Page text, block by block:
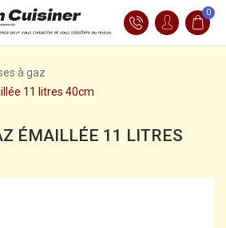
0
à gaz
11 litres 40cm
ÉMAILLÉE 11 LITRES